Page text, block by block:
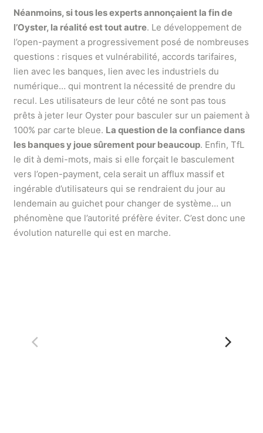
Néanmoins, si tous les experts annonçaient la fin de
l’Oyster, la réalité est tout autre. Le développement de
l’open-payment a progressivement posé de nombreuses
questions : risques et vulnérabilité, accords tarifaires,
lien avec les banques, lien avec les industriels du
numérique… qui montrent la nécessité de prendre du
recul. Les utilisateurs de leur côté ne sont pas tous
prêts à jeter leur Oyster pour basculer sur un paiement à
100% par carte bleue. La question de la confiance dans
les banques y joue sûrement pour beaucoup. Enfin, TfL
le dit à demi-mots, mais si elle forçait le basculement
vers l’open-payment, cela serait un afflux massif et
ingérable d’utilisateurs qui se rendraient du jour au
lendemain au guichet pour changer de système… un
phénomène que l’autorité préfère éviter. C’est donc une
évolution naturelle qui est en marche.